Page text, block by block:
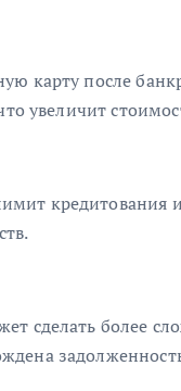
карту после
увеличит
кредитования
сделать более